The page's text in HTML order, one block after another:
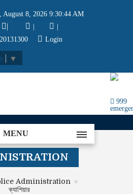
August 8, 2026 9:30:46 AM
|
Login
▼
999
MENU
Administration
ক্যাশিয়ার